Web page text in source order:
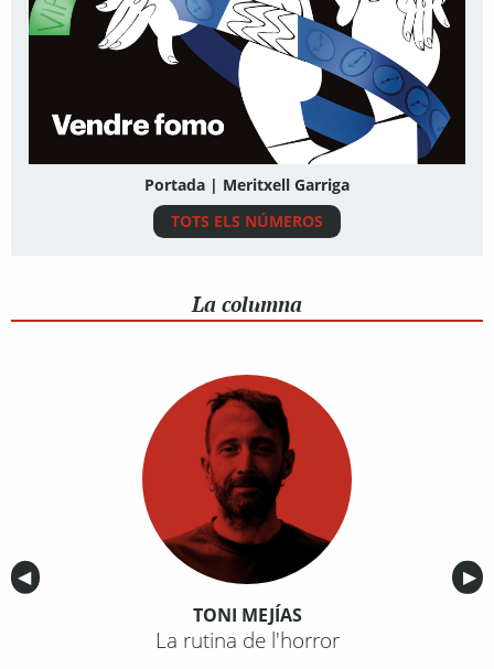
Portada | Meritxell Garriga
TOTS ELS NÚMEROS
La columna
Anterior
◀︎ ▶︎
TONI MEJÍAS
La rutina de l'horror